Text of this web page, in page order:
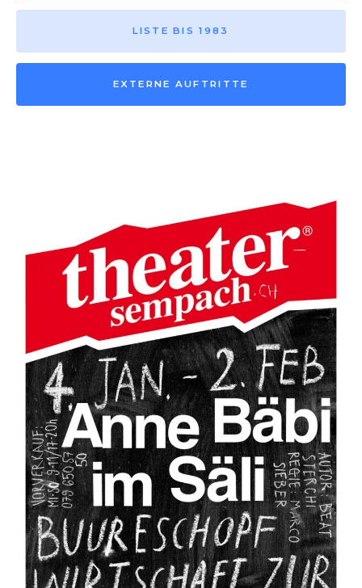
LISTE BIS 1983
EXTERNE AUFTRITTE